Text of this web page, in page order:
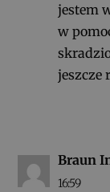
jestem
w
jeszcze
Braun
16:59